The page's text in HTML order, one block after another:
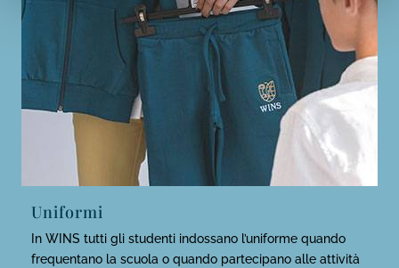
Uniformi
In WINS tutti gli studenti indossano l’uniforme quando
frequentano la scuola o quando partecipano alle attività